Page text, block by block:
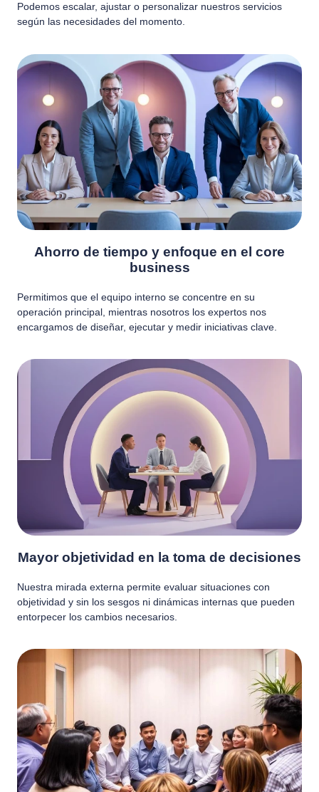
Podemos escalar, ajustar o personalizar nuestros servicios
según las necesidades del momento.
Ahorro de tiempo y enfoque en el core
business
Permitimos que el equipo interno se concentre en su
operación principal, mientras nosotros los expertos nos
encargamos de diseñar, ejecutar y medir iniciativas clave.
Mayor objetividad en la toma de decisiones
Nuestra mirada externa permite evaluar situaciones con
objetividad y sin los sesgos ni dinámicas internas que pueden
entorpecer los cambios necesarios.